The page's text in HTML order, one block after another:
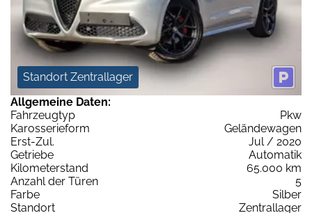
Standort Zentrallager
Allgemeine Daten:
Fahrzeugtyp
Pkw
Karosserieform
Geländewagen
Erst-Zul.
Jul / 2020
Getriebe
Automatik
Kilometerstand
65.000 km
Anzahl der Türen
5
Farbe
Silber
Standort
Zentrallager